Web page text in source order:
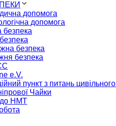
допомога
допомога
безпека
безпека
безпека
e.V.
пункт з питань
Чайки
до НМТ